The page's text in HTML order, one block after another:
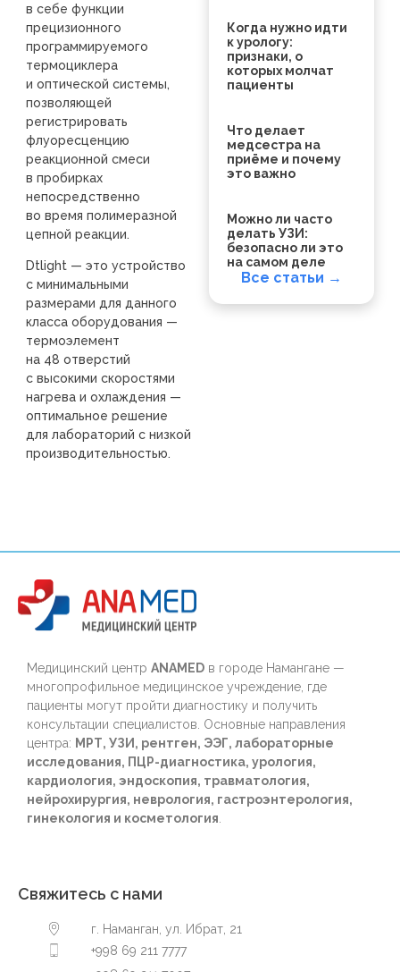
в себе функции
прецизионного
программируемого
термоциклера
и оптической системы,
позволяющей
регистрировать
флуоресценцию
реакционной смеси
в пробирках
непосредственно
во время полимеразной
цепной реакции.
Dtlight — это устройство
с минимальными
размерами для данного
класса оборудования —
термоэлемент
на 48 отверстий
с высокими скоростями
нагрева и охлаждения —
оптимальное решение
для лабораторий с низкой
производительностью.
Когда нужно идти
к урологу:
признаки, о
которых молчат
пациенты
Что делает
медсестра на
приёме и почему
это важно
Можно ли часто
делать УЗИ:
безопасно ли это
на самом деле
Все статьи →
Медицинский центр ANAMED в городе Намангане —
многопрофильное медицинское учреждение, где
пациенты могут пройти диагностику и получить
консультации специалистов. Основные направления
центра: МРТ, УЗИ, рентген, ЭЭГ, лабораторные
исследования, ПЦР-диагностика, урология,
кардиология, эндоскопия, травматология,
нейрохирургия, неврология, гастроэнтерология,
гинекология и косметология
Свяжитесь с нами
г. Наманган, ул. Ибрат, 21
+998 69 211 7777